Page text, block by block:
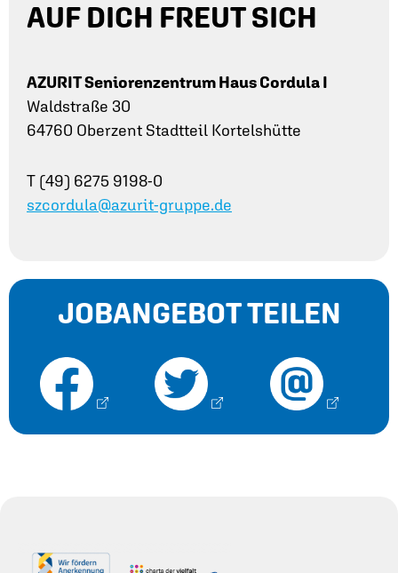
AUF DICH FREUT SICH
AZURIT Seniorenzentrum Haus Cordula I
Waldstraße 30
64760 Oberzent Stadtteil Kortelshütte
T (49) 6275 9198-0
szcordula@azurit-gruppe.de
JOBANGEBOT TEILEN